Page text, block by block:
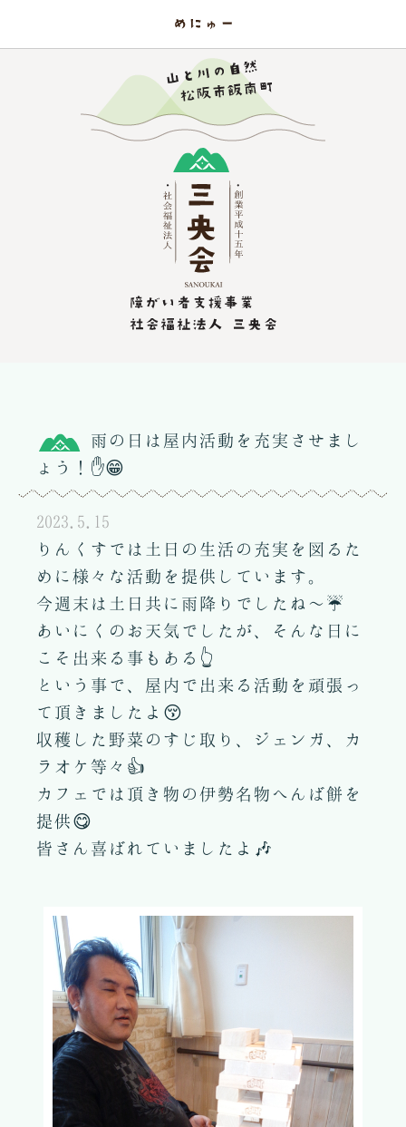
雨の日は屋内活動を充実させまし
ょう！✋😁
2023.5.15
りんくすでは土日の生活の充実を図るた
めに様々な活動を提供しています。
今週末は土日共に雨降りでしたね～☔
あいにくのお天気でしたが、そんな日に
こそ出来る事もある👆
という事で、屋内で出来る活動を頑張っ
て頂きましたよ😚
収穫した野菜のすじ取り、ジェンガ、カ
ラオケ等々👍
カフェでは頂き物の伊勢名物へんば餅を
提供😋
皆さん喜ばれていましたよ🎶